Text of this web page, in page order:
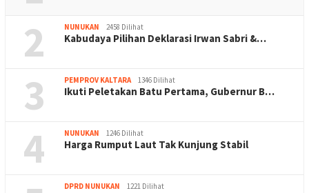
2 NUNUKAN 2458 Dilihat
Kabudaya Pilihan Deklarasi Irwan Sabri &…
3 PEMPROV KALTARA 1346 Dilihat
Ikuti Peletakan Batu Pertama, Gubernur B…
4 NUNUKAN 1246 Dilihat
Harga Rumput Laut Tak Kunjung Stabil
DPRD NUNUKAN 1221 Dilihat